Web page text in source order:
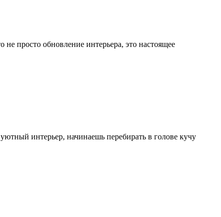
не просто обновление интерьера, это настоящее
интерьер, начинаешь перебирать в голове кучу